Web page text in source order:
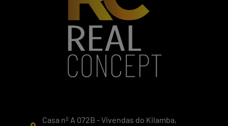
Casa nº A 072B - Vivendas do Kilamba,